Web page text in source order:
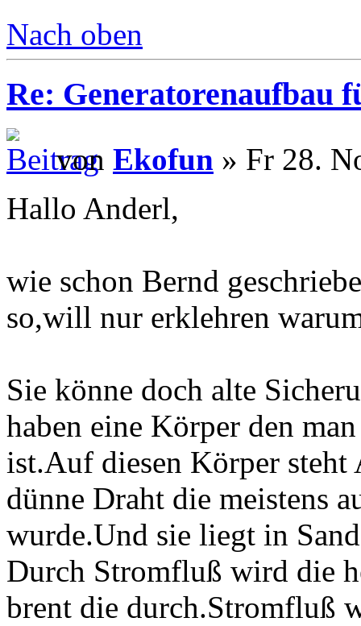
Nach oben
Re: Generatorenaufbau
von Ekofun » Fr 28.
Hallo Anderl,
wie schon Bernd
so,will nur erklehren
Sie könne doch alte
haben eine Körper den
ist.Auf diesen Körper
dünne Draht die meistens
wurde.Und sie liegt in
Durch Stromfluß wird die
brent die durch.Stromfluß